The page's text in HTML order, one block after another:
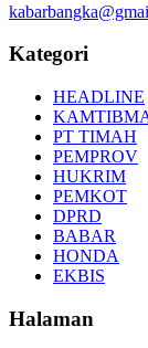
Kategori
HEADLINE
PT TIMAH
PEMPROV
HUKRIM
PEMKOT
DPRD
BABAR
HONDA
EKBIS
Halaman